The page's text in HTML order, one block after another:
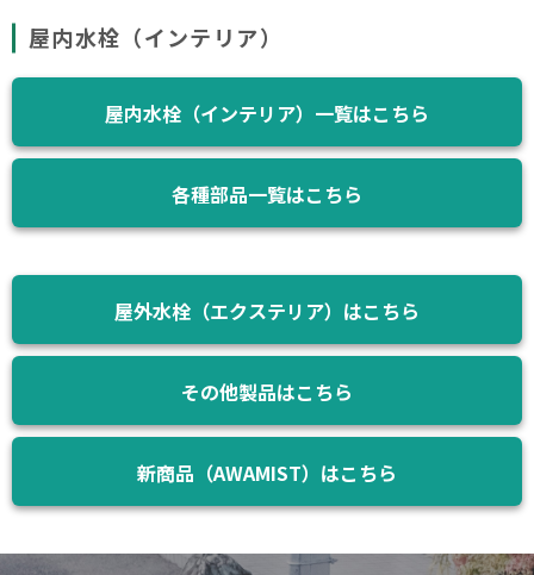
屋内水栓（インテリア）
屋内水栓（インテリア）一覧はこちら
各種部品一覧はこちら
屋外水栓（エクステリア）はこちら
その他製品はこちら
新商品（AWAMIST）はこちら